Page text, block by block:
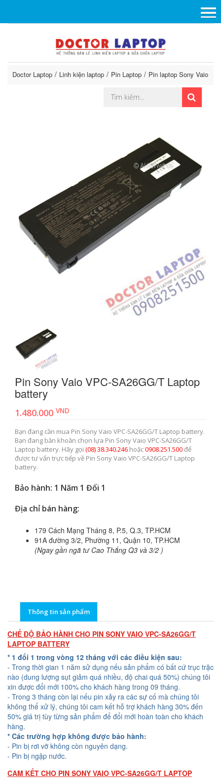
Doctor Laptop Linh kiện laptop Pin Laptop Pin laptop Sony Vaio
Pin Sony Vaio VPC-SA26GG/T Laptop
battery
1.480.000 VND
Bạn đang cần mua Pin Sony Vaio VPC-SA26GG/T Laptop battery.
Bạn đang băn khoăn chọn lựa Pin Sony Vaio VPC-SA26GG/T
Laptop battery. Hãy gọi (08) 38.340.246 hoặc0908.251.500để
được tư vấn trực tiếp về Pin Sony Vaio VPC-SA26GG/T Laptop
battery.
Bảo hành: 1 Năm 1 Đổi 1
Địa chỉ bán hàng:
179 Cách Mạng Tháng 8, P.5, Q.3, TP.HCM
91A đường 3/2, Phường 11, Quận 10, TP.HCM
(Ngay gần ngã tư Cao Thắng Q3 và 3/2 )
Thông tin sản phẩm
CHẾ ĐỘ BẢO HÀNH CHO PIN SONY VAIO VPC-SA26GG/T
LAPTOP BATTERY
* 1 đổi 1 trong vòng 12 tháng với các điều kiện sau:
- Trong thời gian 1 năm sử dụng nếu sản phẩm có bất cứ trục trặc
nào (dung lượng sụt giảm quá nhiều, độ chai quá 50%) chúng tôi
xin được đổi mới 100% cho khách hàng trong 09 tháng.
- Trong 3 tháng còn lại nếu pin xảy ra các sự cố mà chúng tôi
không thể xử lý, chúng tôi cam kết hỗ trợ khách hàng 30% đến
50% giá trị tùy từng sản phẩm để đổi mới hoàn toàn cho khách
hàng.
* Các trường hợp không được bảo hành:
- Pin bị rơi vỡ không còn nguyên dạng.
- Pin bị ngập nước.
CAM KẾT CHO PIN SONY VAIO VPC-SA26GG/T LAPTOP